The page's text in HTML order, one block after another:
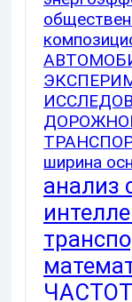
ширина
анализ